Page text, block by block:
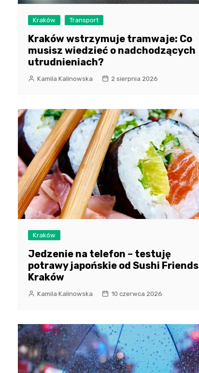
Kraków Transport
Kraków wstrzymuje tramwaje: Co
musisz wiedzieć o nadchodzących
utrudnieniach?
Kamila Kalinowska 2 sierpnia 2026
Kraków
Jedzenie na telefon – testuję
potrawy japońskie od Sushi Friends
Kraków
Kamila Kalinowska 10 czerwca 2026